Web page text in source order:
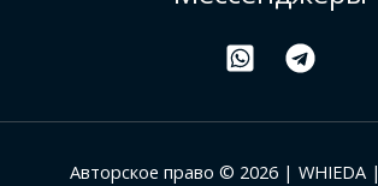
Авторское право © 2026 | WHIEDA |